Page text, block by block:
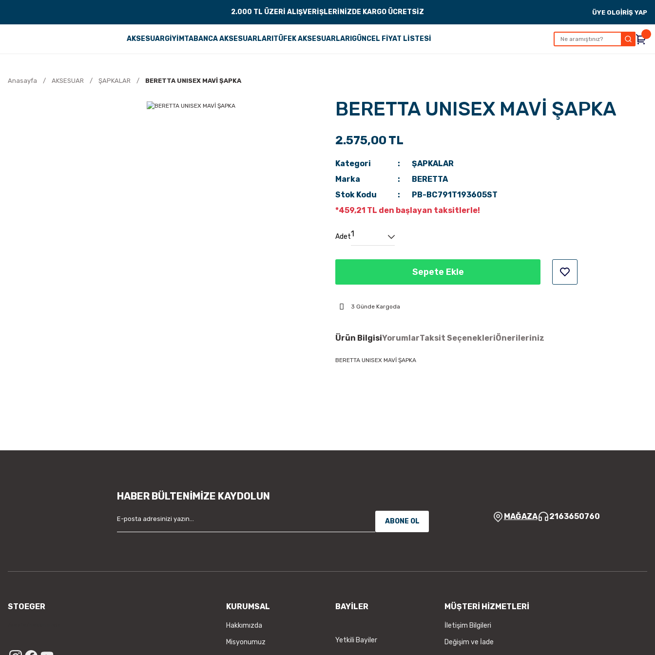
2.000 TL ÜZERİ ALIŞVERİŞLERİNİZDE KARGO ÜCRETSİZ ÜYE OLGİRİŞ YAP
AKSESUARGİYİMTABANCA AKSESUARLARI TÜFEK AKSESUARLARI GÜNCEL FİYAT LİSTESİ
Anasayfa AKSESUAR ŞAPKALAR BERETTA UNISEX MAVİ ŞAPKA
BERETTA UNISEX MAVİ ŞAPKA
2.575,00 TL
Kategori
ŞAPKALAR
Marka
BERETTA
Stok Kodu
PB-BC791T193605ST
*459,21 TL den başlayan taksitlerle!
Adet
Sepete Ekle
3 Günde Kargoda
Ürün BilgisiYorumlarTaksit SeçenekleriÖnerileriniz
BERETTA UNISEX MAVİ ŞAPKA
Ürün bilgilerinde hatalar bulunuyor.
HABER BÜLTENİMİZE KAYDOLUN
ABONE OL
MAĞAZA 2163650760
STOEGER KURUMSAL
Hakkımızda
Misyonumuz
BAYİLER
Yetkili Bayiler
MÜŞTERİ HİZMETLERİ
İletişim Bilgileri
Değişim ve İade